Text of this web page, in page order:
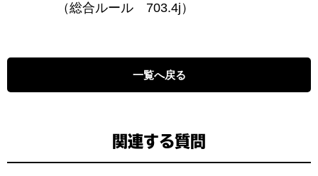
（総合ルール 703.4j）
一覧へ戻る
関連する質問